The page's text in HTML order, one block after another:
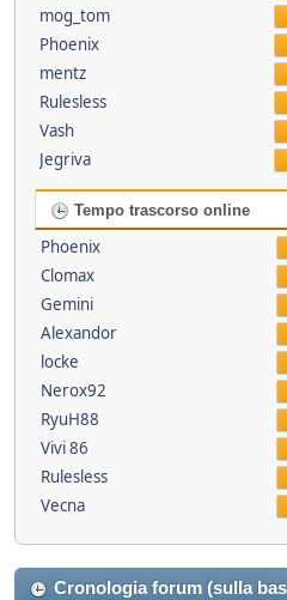
mog_tom
Phoenix
mentz
Rulesless
Vash
Jegriva
Tempo trascorso online
Phoenix
Clomax
Gemini
Alexandor
locke
Nerox92
RyuH88
Vivi 86
Rulesless
Vecna
Cronologia forum (sulla